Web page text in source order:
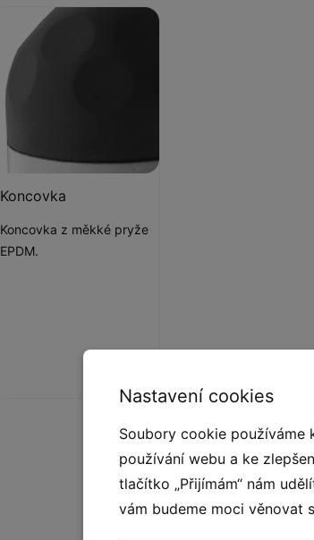
Koncovka
Koncovka z měkké pryže
EPDM.
Nastavení cookies
Soubory cookie používáme
používání webu a ke
tlačítko „Přijímám“ nám
vám budeme moci věnovat